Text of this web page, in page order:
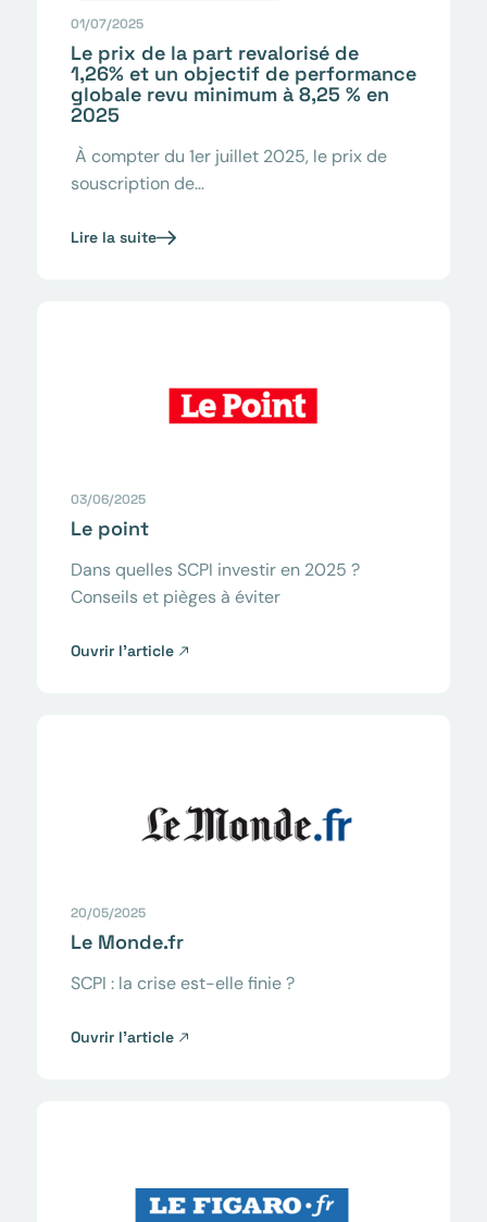
01/07/2025
Le prix de la part revalorisé de
1,26% et un objectif de performance
globale revu minimum à 8,25 % en
2025
À compter du 1er juillet 2025, le prix de
souscription de…
Lire la suite
03/06/2025
Le point
Dans quelles SCPI investir en 2025 ?
Conseils et pièges à éviter
Ouvrir l’article
20/05/2025
Le Monde.fr
SCPI : la crise est-elle finie ?
Ouvrir l’article